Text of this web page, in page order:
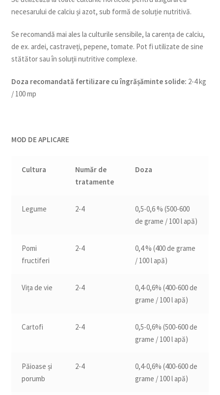
necesarului de calciu și azot, sub formă de soluție nutritivă.
Se recomandă mai ales la culturile sensibile, la carența de calciu,
de ex. ardei, castraveți, pepene, tomate. Pot fi utilizate de sine
stătător sau în soluții nutritive complexe.
Doza recomandată fertilizare cu îngrășăminte solide: 2-4 kg
/ 100 mp
MOD DE APLICARE
Cultura
Număr de
tratamente
Doza
Legume 2-4
0,5-0,6 % (500-600
de grame / 100 l apă)
Pomi
fructiferi
2-4
0,4 % (400 de grame
/ 100 l apă)
Vița de vie 2-4
0,4-0,6% (400-600 de
grame / 100 l apă)
Cartofi 2-4
0,5-0,6% (500-600 de
grame / 100 l apă)
Păioase și
porumb
2-4
0,4-0,6% (400-600 de
grame / 100 l apă)